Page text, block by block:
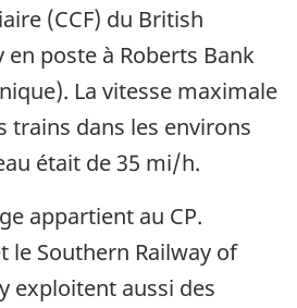
(CCF) du British
en poste à Roberts Bank
La vitesse maximale
trains dans les environs
était de 35 mi/h.
appartient au CP.
le Southern Railway of
exploitent aussi des